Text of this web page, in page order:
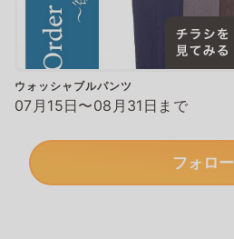
ウォッシャブルパンツ
07月15日〜08月31日まで
フォロー